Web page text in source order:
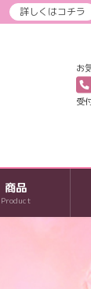
詳しくはコチラ
お
受
商品
Product